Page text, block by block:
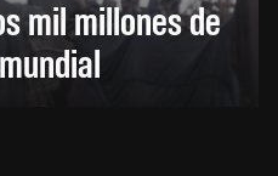
mil millones de